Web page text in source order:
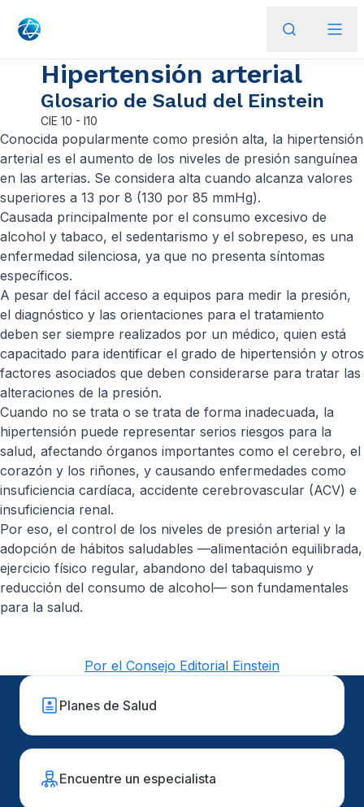
Hipertensión arterial
Glosario de Salud del Einstein
CIE 10 - I10
Conocida popularmente como presión alta, la hipertensión
arterial es el aumento de los niveles de presión sanguínea
en las arterias. Se considera alta cuando alcanza valores
superiores a 13 por 8 (130 por 85 mmHg).
Causada principalmente por el consumo excesivo de
alcohol y tabaco, el sedentarismo y el sobrepeso, es una
enfermedad silenciosa, ya que no presenta síntomas
específicos.
A pesar del fácil acceso a equipos para medir la presión,
el diagnóstico y las orientaciones para el tratamiento
deben ser siempre realizados por un médico, quien está
capacitado para identificar el grado de hipertensión y otros
factores asociados que deben considerarse para tratar las
alteraciones de la presión.
Cuando no se trata o se trata de forma inadecuada, la
hipertensión puede representar serios riesgos para la
salud, afectando órganos importantes como el cerebro, el
corazón y los riñones, y causando enfermedades como
insuficiencia cardíaca, accidente cerebrovascular (ACV) e
insuficiencia renal.
Por eso, el control de los niveles de presión arterial y la
adopción de hábitos saludables —alimentación equilibrada,
ejercicio físico regular, abandono del tabaquismo y
reducción del consumo de alcohol— son fundamentales
para la salud.
Por el Consejo Editorial Einstein
Planes de Salud
Encuentre un especialista